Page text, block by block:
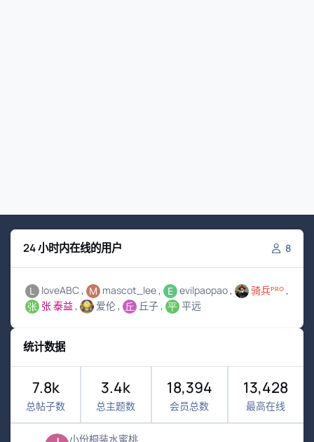
24 小时内在线的用户 8
loveABC mascot_lee evilpaopao
骑兵ᴾᴿᴼ
张 泰益
爱伦 丘子 平远
统计数据
7.8k
总帖子数
3.4k
总主题数
18,394
会员总数
13,428
最高在线
小份桐装水蜜桃